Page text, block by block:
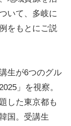
いて、多岐に
をもとにご説
生が6つのグル
」を視察。
した東京都も
国。受講生